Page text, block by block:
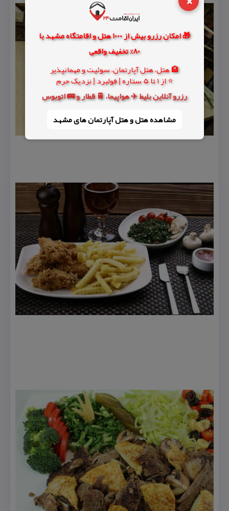
🎁 امکان رزرو بیش از 1000 هتل و اقامتگاه مشهد با
80% تخفیف واقعی
🏨 هتل، هتل آپارتمان، سوئیت و مهمانپذیر
⭐ از 1 تا 5 ستاره | فولبرد | نزدیک حرم
رزرو آنلاین بلیط ✈️ هواپیما، 🚆 قطار و 🚌 اتوبوس
مشاهده هتل و هتل‌ آپارتمان های مشهد